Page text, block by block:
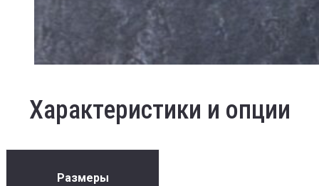
Характеристики и опции
Размеры